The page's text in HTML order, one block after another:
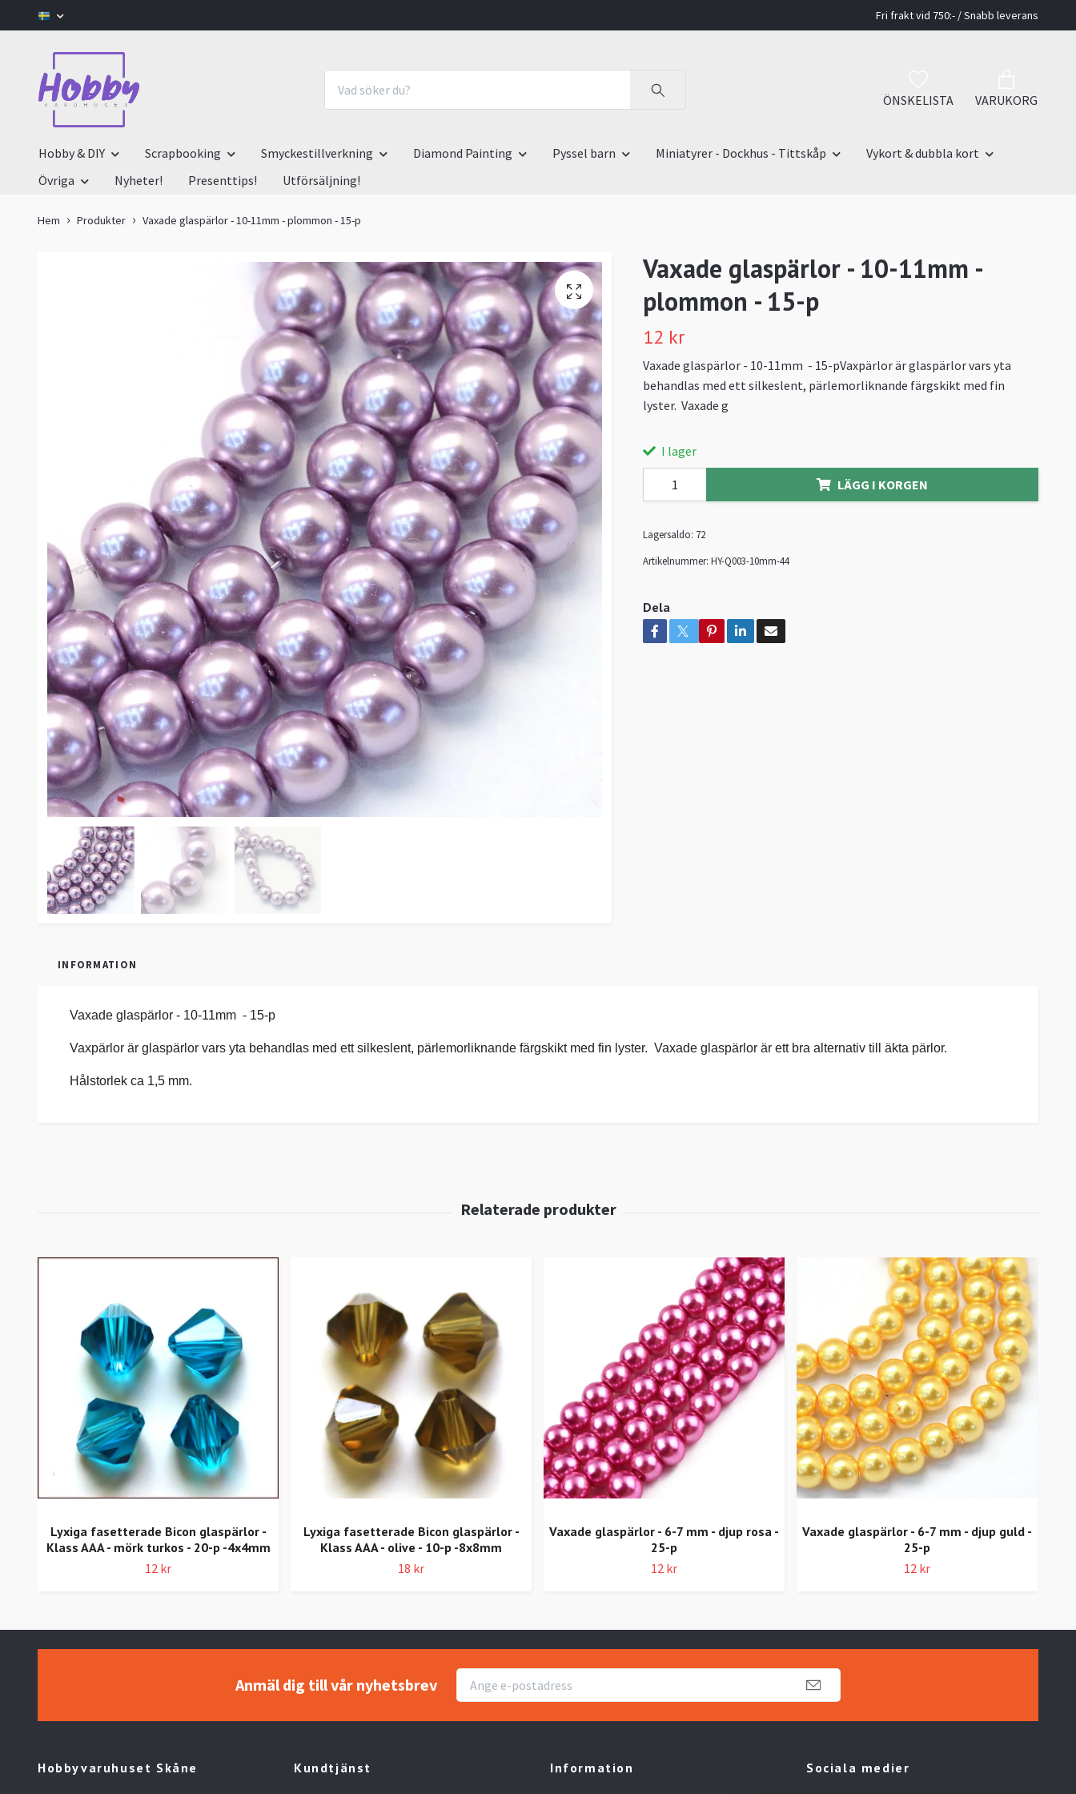
Fri frakt vid 750:- / Snabb leverans
ÖNSKELISTA VARUKORG
Hobby & DIY Scrapbooking Smyckestillverkning Diamond Painting Pyssel barn Miniatyrer - Dockhus - Tittskåp
Vykort & dubbla kort
Övriga
Nyheter! Presenttips! Utförsäljning!
Hem Produkter Vaxade glaspärlor - 10-11mm - plommon - 15-p
Vaxade glaspärlor - 10-11mm -
plommon - 15-p
12 kr
Vaxade glaspärlor - 10-11mm - 15-pVaxpärlor är glaspärlor vars yta
behandlas med ett silkeslent, pärlemorliknande färgskikt med fin
lyster. Vaxade g
I lager
LÄGG I KORGEN
Lagersaldo: 72
Artikelnummer: HY-Q003-10mm-44
Dela
INFORMATION
Vaxade glaspärlor - 10-11mm - 15-p
Vaxpärlor är glaspärlor vars yta behandlas med ett silkeslent, pärlemorliknande färgskikt med fin lyster. Vaxade glaspärlor är ett bra alternativ till äkta pärlor.
Hålstorlek ca 1,5 mm.
Lyxiga fasetterade Bicon glaspärlor -
Klass AAA - mörk turkos - 20-p -4x4mm
12 kr
Lyxiga fasetterade Bicon glaspärlor -
Klass AAA - olive - 10-p -8x8mm
18 kr
Vaxade glaspärlor - 6-7 mm - djup rosa -
25-p
12 kr
Vaxade glaspärlor - 6-7 mm - djup guld -
25-p
12 kr
Anmäl dig till vår nyhetsbrev
Hobbyvaruhuset Skåne Kundtjänst Information Sociala medier